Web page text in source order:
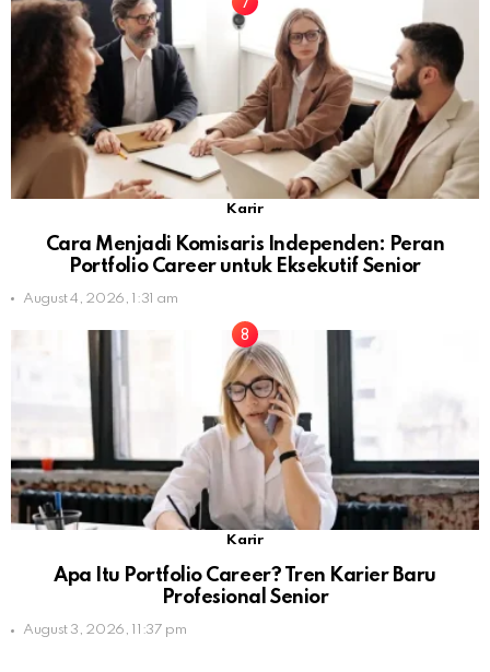
Karir
Cara Menjadi Komisaris Independen: Peran
Portfolio Career untuk Eksekutif Senior
August 4, 2026, 1:31 am
Karir
Apa Itu Portfolio Career? Tren Karier Baru
Profesional Senior
August 3, 2026, 11:37 pm